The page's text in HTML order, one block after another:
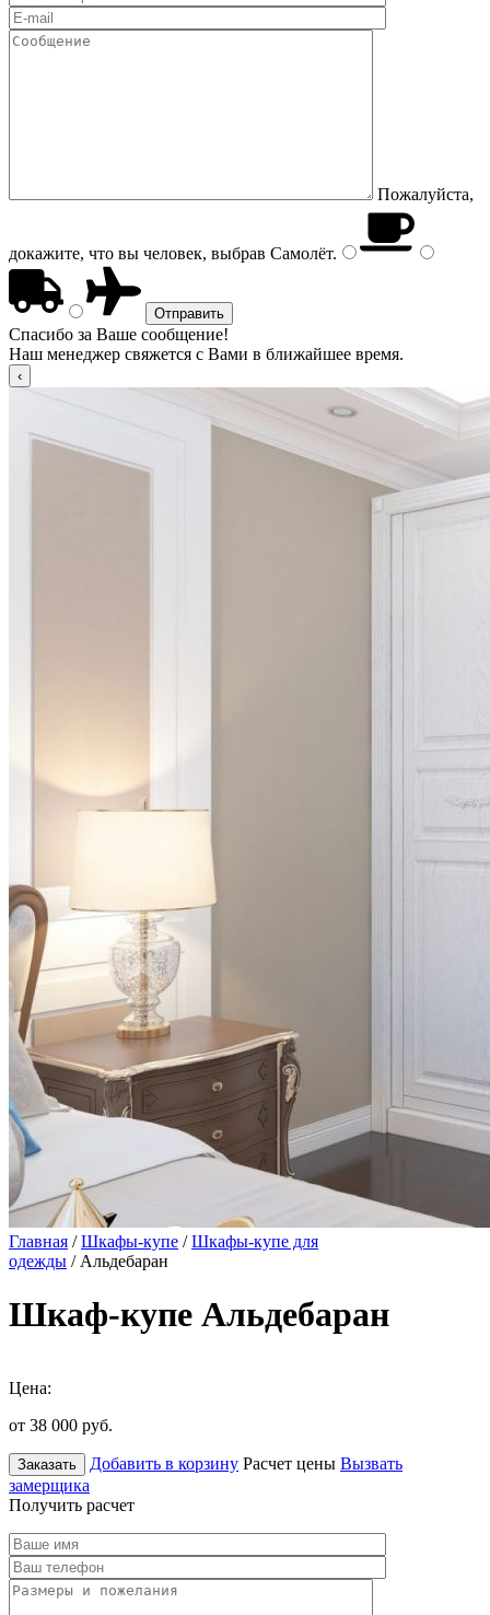
Пожалуйста,
докажите, что вы человек, выбрав Самолёт.
Спасибо за Ваше сообщение!
Наш менеджер свяжется с Вами в ближайшее время.
Главная /Шкафы-купе /Шкафы-купе для
одежды / Альдебаран
Шкаф-купе Альдебаран
Цена:
от 38 000 руб.
Заказать Добавить в корзину Расчет цены Вызвать
замерщика
Получить расчет